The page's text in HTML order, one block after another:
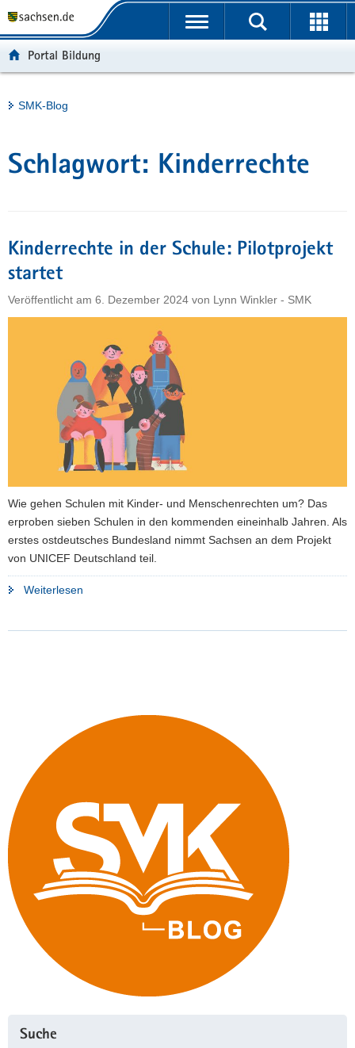
t
e
r
i
e
n
d
o
n
u
h
a
e
v
e
Portalübergreifende
Portal Bildung
Hauptinhalt
SMK-Blog
Schlagwort: Kinderrechte
Kinderrechte in der Schule: Pilotprojekt
startet
Veröffentlicht am 6. Dezember 2024 von Lynn Winkler - SMK
Wie gehen Schulen mit Kinder- und Menschenrechten um? Das
erproben sieben Schulen in den kommenden eineinhalb Jahren. Als
erstes ostdeutsches Bundesland nimmt Sachsen an dem Projekt
von UNICEF Deutschland teil.
Weiterlesen
Suche